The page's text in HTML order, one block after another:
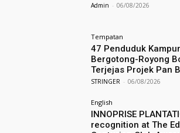
Admin - 06/08/2026
Tempatan
47 Penduduk
Bergotong-Royong
Terjejas Projek Pan
STRINGER - 06/08/2026
English
INNOPRISE
recognition at The